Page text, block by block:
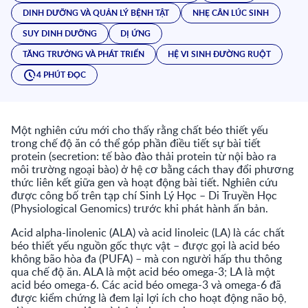
DINH DƯỠNG VÀ QUẢN LÝ BỆNH TẬT
NHẸ CÂN LÚC SINH
SUY DINH DƯỠNG
DỊ ỨNG
TĂNG TRƯỞNG VÀ PHÁT TRIỂN
HỆ VI SINH ĐƯỜNG RUỘT
4 PHÚT ĐỌC
Một nghiên cứu mới cho thấy rằng chất béo thiết yếu
trong chế độ ăn có thể góp phần điều tiết sự bài tiết
protein (secretion: tế bào đào thải protein từ nội bào ra
môi trường ngoại bào) ở hệ cơ bằng cách thay đổi phương
thức liên kết giữa gen và hoạt động bài tiết. Nghiên cứu
được công bố trên tạp chí Sinh Lý Học – Di Truyền Học
(Physiological Genomics) trước khi phát hành ấn bản.
Acid alpha-linolenic (ALA) và acid linoleic (LA) là các chất
béo thiết yếu nguồn gốc thực vật – được gọi là acid béo
không bão hòa đa (PUFA) – mà con người hấp thu thông
qua chế độ ăn. ALA là một acid béo omega-3; LA là một
acid béo omega-6. Các acid béo omega-3 và omega-6 đã
được kiểm chứng là đem lại lợi ích cho hoạt động não bộ,